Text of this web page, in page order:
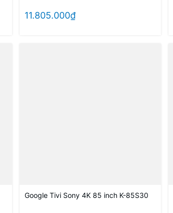
11.805.000₫
Google Tivi Sony 4K 85 inch K-85S30